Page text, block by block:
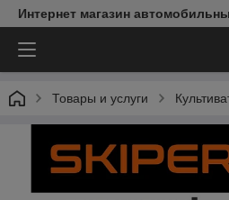
Интернет магазин
Товары и услуги